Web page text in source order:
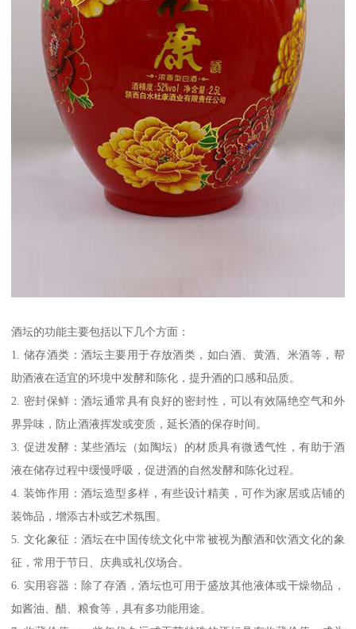
酒坛的功能主要包括以下几个方面：
1. 储存酒类：酒坛主要用于存放酒类，如白酒、黄酒、米酒等，帮
助酒液在适宜的环境中发酵和陈化，提升酒的口感和品质。
2. 密封保鲜：酒坛通常具有良好的密封性，可以有效隔绝空气和外
界异味，防止酒液挥发或变质，延长酒的保存时间。
3. 促进发酵：某些酒坛（如陶坛）的材质具有微透气性，有助于酒
液在储存过程中缓慢呼吸，促进酒的自然发酵和陈化过程。
4. 装饰作用：酒坛造型多样，有些设计精美，可作为家居或店铺的
装饰品，增添古朴或艺术氛围。
5. 文化象征：酒坛在中国传统文化中常被视为酿酒和饮酒文化的象
征，常用于节日、庆典或礼仪场合。
6. 实用容器：除了存酒，酒坛也可用于盛放其他液体或干燥物品，
如酱油、醋、粮食等，具有多功能用途。